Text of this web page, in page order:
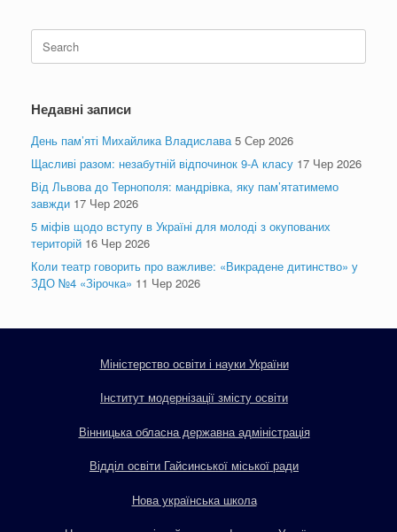
Search
for:
Недавні записи
День пам’яті Михайлика Владислава 5 Сер 2026
Щасливі разом: незабутній відпочинок 9-А класу 17 Чер 2026
Від Львова до Тернополя: мандрівка, яку пам’ятатимемо
завжди 17 Чер 2026
5 міфів щодо вступу в Україні для молоді з окупованих
територій 16 Чер 2026
Коли театр говорить про важливе: «Викрадене дитинство» у
ЗДО №4 «Зірочка» 11 Чер 2026
Міністерство освіти і науки України
Інститут модернізації змісту освіти
Вінницька обласна державна адміністрація
Відділ освіти Гайсинської міської ради
Нова українська школа